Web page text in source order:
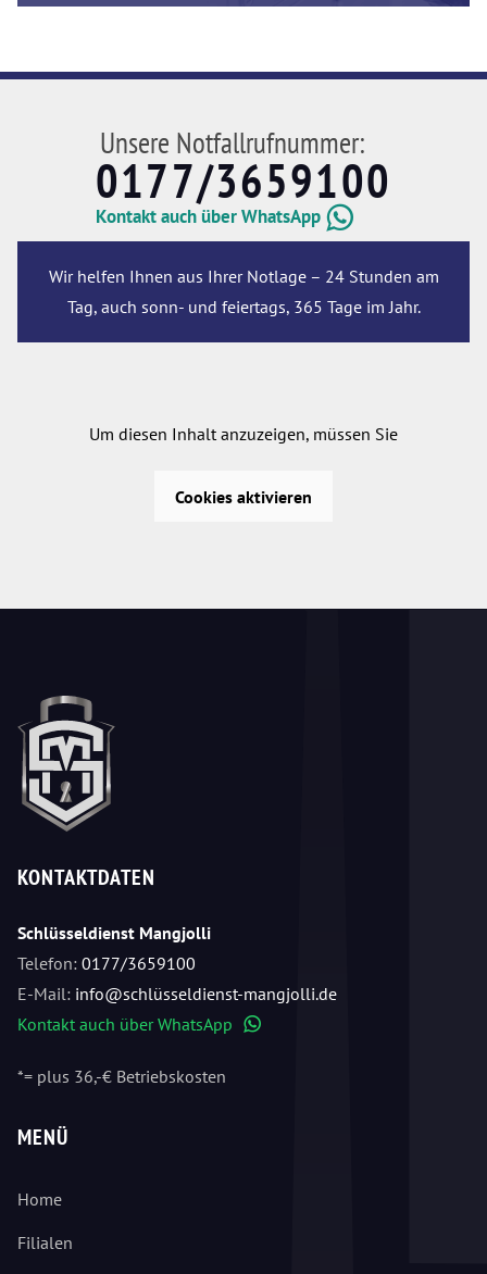
Unsere Notfallrufnummer:
0177/3659100
Kontakt auch über WhatsApp
Wir helfen Ihnen aus Ihrer Notlage – 24 Stunden am
Tag, auch sonn- und feiertags, 365 Tage im Jahr.
Um diesen Inhalt anzuzeigen, müssen Sie
Cookies aktivieren
KONTAKTDATEN
Schlüsseldienst Mangjolli
Telefon: 0177/3659100
E-Mail: info@schlüsseldienst-mangjolli.de
Kontakt auch über WhatsApp
*= plus 36,-€ Betriebskosten
MENÜ
Home
Filialen